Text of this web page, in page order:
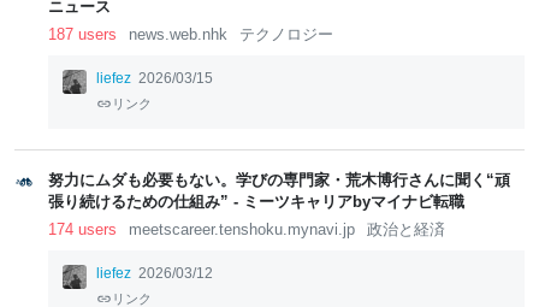
ニュース
187 users
news.web.nhk テクノロジー
liefez 2026/03/15
リンク
努力にムダも必要もない。学びの専門家・荒木博行さんに聞く“頑
張り続けるための仕組み” - ミーツキャリアbyマイナビ転職
174 users
meetscareer.tenshoku.mynavi.jp 政治と経済
liefez 2026/03/12
リンク